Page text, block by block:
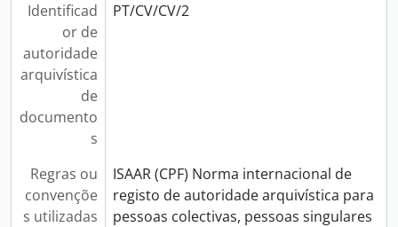
Identificad
or de
autoridade
arquivística
de
documento
s
PT/CV/CV/2
Regras ou
convençõe
s utilizadas
ISAAR (CPF) Norma internacional de
registo de autoridade arquivística para
pessoas colectivas, pessoas singulares